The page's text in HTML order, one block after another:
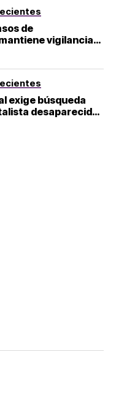
de
vigilancia
exige búsqueda
desaparecido